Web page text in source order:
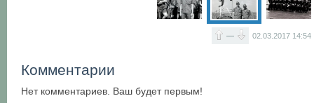
— 02.03.2017 14:54
Комментарии
Нет комментариев. Ваш будет первым!